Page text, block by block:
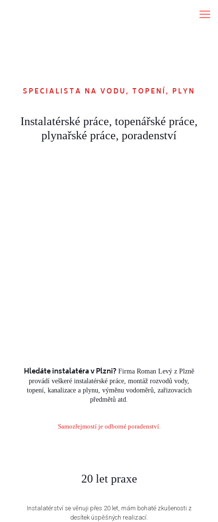
SPECIALISTA NA VODU, TOPENÍ, PLYN
Instalatérské práce, topenářské práce,
plynařské práce, poradenství
Hledáte instalatéra v Plzni? Firma Roman Levý z Plzně
provádí veškeré instalatérské práce, montáž rozvodů vody,
topení, kanalizace a plynu, výměnu vodoměrů, zařizovacích
předmětů atd.
Samozřejmostí je odborné poradenství.
20 let praxe
Instalatérství se věnuji přes 20 let, mám bohaté zkušenosti z
desítek úspěšných realizací.